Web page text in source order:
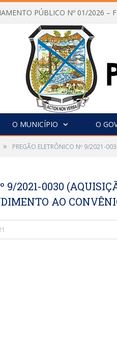
O MUNICÍPIO O
» PREGÃO ELETRÔNICO Nº 9/2021-
9/2021-0030
AO